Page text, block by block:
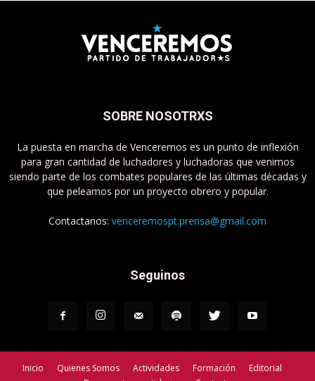
SOBRE NOSOTRXS
La puesta en marcha de Venceremos es un punto de inflexión
para gran cantidad de luchadores y luchadoras que venimos
siendo parte de los combates populares de las últimas décadas y
que peleamos por un proyecto obrero y popular.
Contactanos: venceremospt.prensa@gmail.com
Seguinos
Inicio Quienes Somos Actividades Formación
Editorial